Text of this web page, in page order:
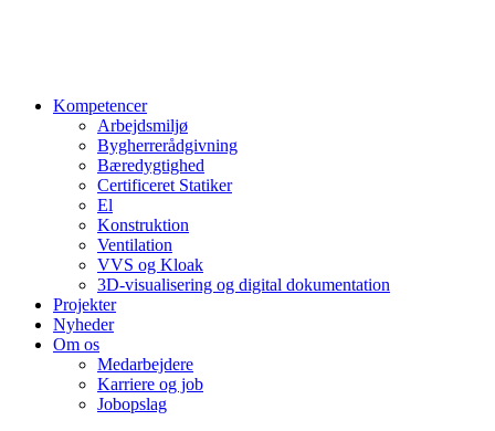
Kompetencer
Arbejdsmiljø
Bygherrerådgivning
Bæredygtighed
Certificeret Statiker
El
Konstruktion
Ventilation
VVS og Kloak
3D-visualisering og digital dokumentation
Projekter
Nyheder
Om os
Medarbejdere
Karriere og job
Jobopslag